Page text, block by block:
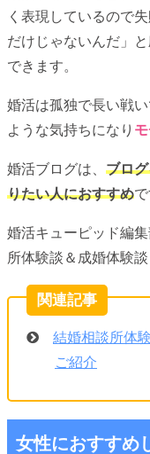
く表現しているので
だけじゃないんだ」
できます。
婚活は孤独で長い戦
ような気持ちになり
婚活ブログは、 ブロ
りたい人におすすめで
婚活キューピッド編
所体験談＆成婚体験
結婚相談所体
ご紹介
女性におすすめ